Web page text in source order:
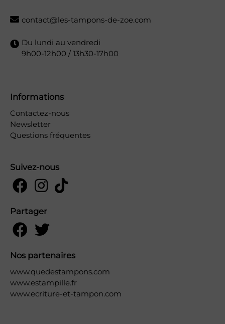
contact@les-tampons-de-zoe.com
Du lundi au vendredi
9h00-12h00 / 13h30-17h00
Informations
Contactez-nous
Newsletter
Questions fréquentes
Suivez-nous
Partager
Nos partenaires
www.quedestampons.com
www.estampille.fr
www.ecriture-et-tampon.com